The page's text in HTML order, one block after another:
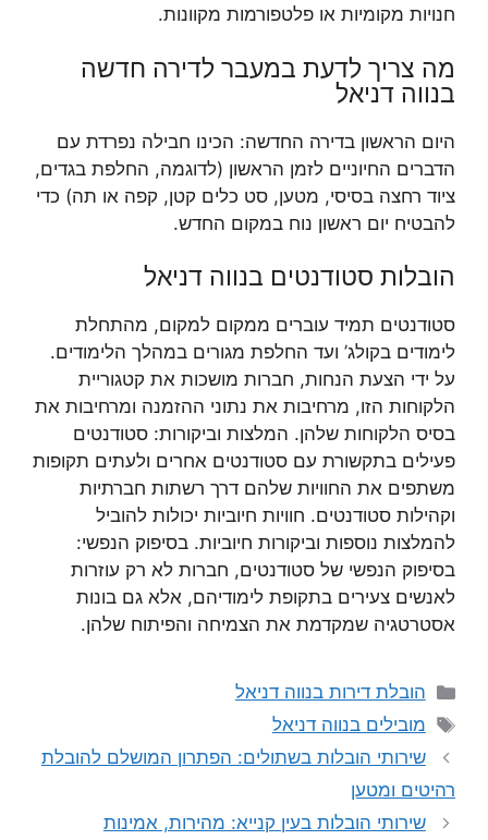
חנויות מקומיות או פלטפורמות מקוונות.
מה צריך לדעת במעבר לדירה חדשה
בנווה דניאל
היום הראשון בדירה החדשה: הכינו חבילה נפרדת עם
הדברים החיוניים לזמן הראשון (לדוגמה, החלפת בגדים,
ציוד רחצה בסיסי, מטען, סט כלים קטן, קפה או תה) כדי
להבטיח יום ראשון נוח במקום החדש.
הובלות סטודנטים בנווה דניאל
סטודנטים תמיד עוברים ממקום למקום, מהתחלת
לימודים בקולג’ ועד החלפת מגורים במהלך הלימודים.
על ידי הצעת הנחות, חברות מושכות את קטגוריית
הלקוחות הזו, מרחיבות את נתוני ההזמנה ומרחיבות את
בסיס הלקוחות שלהן. המלצות וביקורות: סטודנטים
פעילים בתקשורת עם סטודנטים אחרים ולעתים תקופות
משתפים את החוויות שלהם דרך רשתות חברתיות
וקהילות סטודנטים. חוויות חיוביות יכולות להוביל
להמלצות נוספות וביקורות חיוביות. בסיפוק הנפשי:
בסיפוק הנפשי של סטודנטים, חברות לא רק עוזרות
לאנשים צעירים בתקופת לימודיהם, אלא גם בונות
אסטרטגיה שמקדמת את הצמיחה והפיתוח שלהן.
קטגוריות
הובלת דירות בנווה דניאל
תגיות
מובילים בנווה דניאל
שירותי הובלות בשתולים: הפתרון המושלם להובלת
רהיטים ומטען
שירותי הובלות בעין קנייא: מהירות, אמינות